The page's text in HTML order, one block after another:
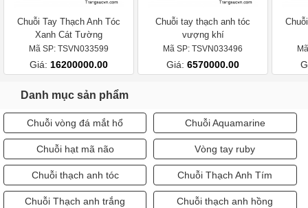
Chuỗi Tay Thạch Anh Tóc
Xanh Cát Tường
Mã SP: TSVN033599
Giá: 16200000.00
Chuỗi tay thạch anh tóc
vượng khí
Mã SP: TSVN033496
Giá: 6570000.00
Danh mục sản phẩm
Chuỗi vòng đá mắt hổ Chuỗi Aquamarine
Chuỗi hạt mã não Vòng tay ruby
Chuỗi thạch anh tóc Chuỗi Thạch Anh Tím
Chuỗi Thạch anh trắng Chuỗi thạch anh hồng